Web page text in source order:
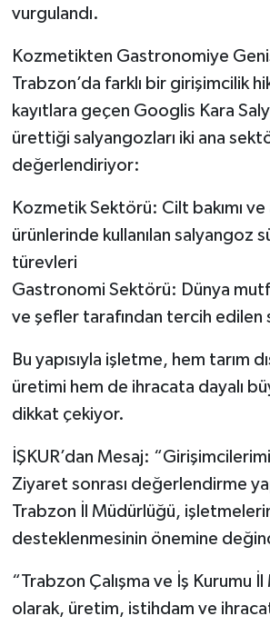
vurgulandı.
Kozmetikten Gastronomiye Geniş
Trabzon’da farklı bir girişimcilik
kayıtlara geçen Googlis Kara
ürettiği salyangozları iki ana
değerlendiriyor:
Kozmetik Sektörü: Cilt bakımı
ürünlerinde kullanılan salyangoz
türevleri
Gastronomi Sektörü: Dünya
ve şefler tarafından tercih edilen
Bu yapısıyla işletme, hem tarım
üretimi hem de ihracata dayalı
dikkat çekiyor.
İŞKUR’dan Mesaj:
Ziyaret sonrası değerlendirme
Trabzon İl Müdürlüğü,
desteklenmesinin önemine
“Trabzon Çalışma ve İş Kurumu
olarak, üretim, istihdam ve